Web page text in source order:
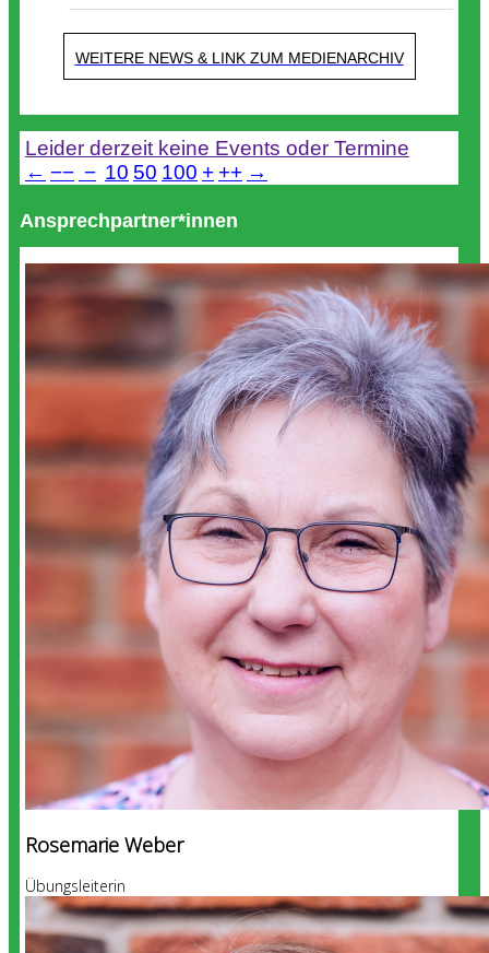
WEITERE NEWS & LINK ZUM MEDIENARCHIV
Leider derzeit keine Events oder Termine
← −− − 10 50 100 + ++ →
Ansprechpartner*innen
Rosemarie Weber
Übungsleiterin